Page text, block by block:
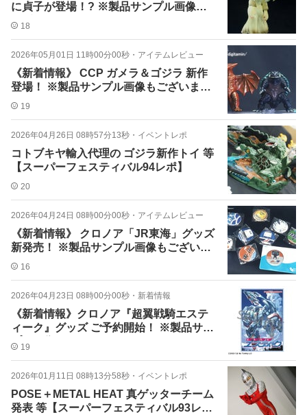
に貞子が登場！? ※製品サンプル画像も
ございます！
18
2026年05月01日 11時00分00秒 ・ アイテムレビュー
《新着情報》 CCP ガメラ＆ゴジラ 新作
登場！ ※製品サンプル画像もございま
す！
19
2026年04月26日 08時57分13秒 ・ イベントレポ
コトブキヤ輸入代理の ゴジラ新作トイ 等
【スーパーフェスティバル94レポ】
20
2026年04月24日 08時00分00秒 ・ アイテムレビュー
《新着情報》 クロノア「JR東海」グッズ
新発売！ ※製品サンプル画像もございま
す！
16
2026年04月23日 08時00分00秒 ・ 新着情報
《新着情報》クロノア『超翼戦騎エステ
ィーク』グッズ ご予約開始！ ※製品サン
プル画像も！
19
2026年01月11日 08時13分58秒 ・ イベントレポ
POSE＋METAL HEAT 真ゲッターチーム
発表 等【スーパーフェスティバル93レ